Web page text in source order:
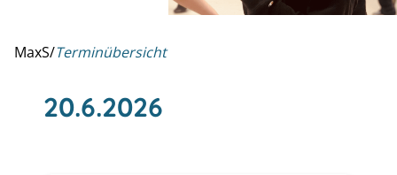
MaxS/Terminübersicht
20.6.2026